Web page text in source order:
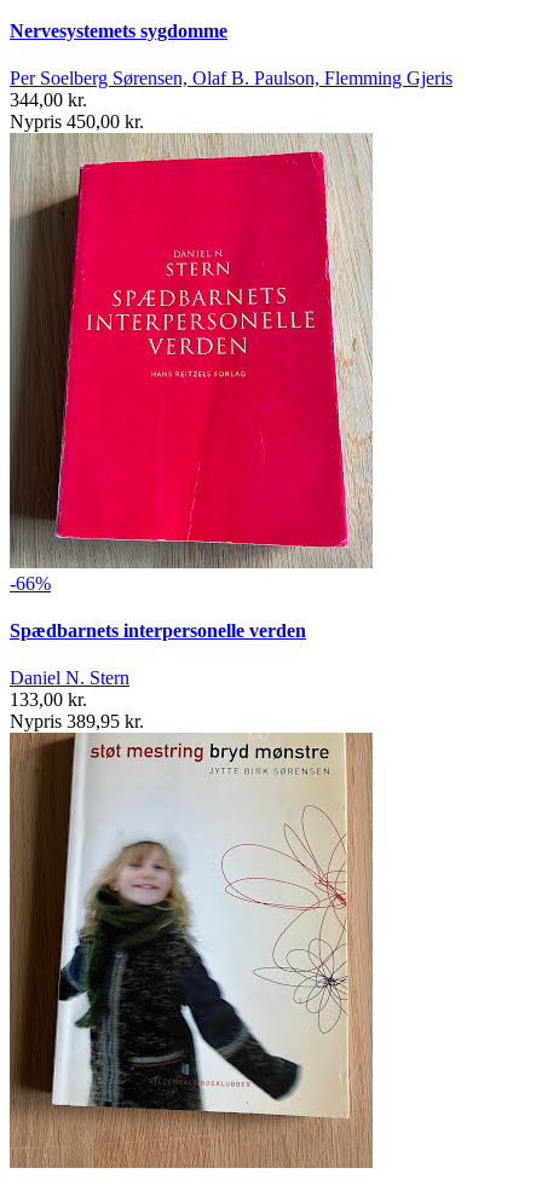
Nervesystemets sygdomme
Per Soelberg Sørensen, Olaf B. Paulson, Flemming Gjeris
344,00 kr.
Nypris 450,00 kr.
-66%
Spædbarnets interpersonelle verden
Daniel N. Stern
133,00 kr.
Nypris 389,95 kr.